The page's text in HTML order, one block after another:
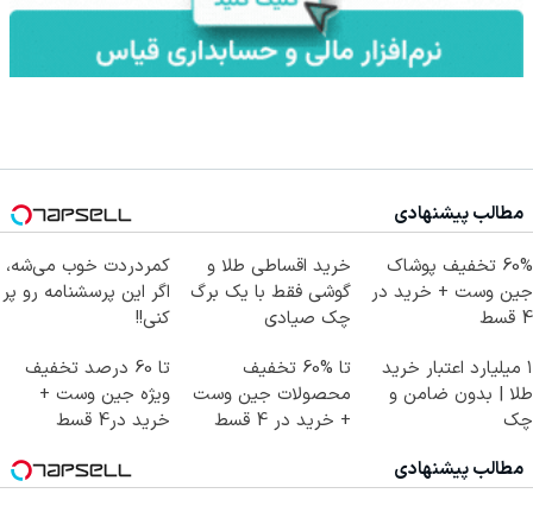
مطالب پیشنهادی
60% تخفیف پوشاک
جین وست + خرید در
4 قسط
خرید اقساطی طلا و
گوشی فقط با یک برگ
چک صیادی
کمردردت خوب می‌شه،
اگر این پرسشنامه رو پر
کنی!!
۱ میلیارد اعتبار خرید
طلا | بدون ضامن و
چک
تا %60 تخفیف
محصولات جین وست
+ خرید در 4 قسط
تا 60 درصد تخفیف
ویژه جین وست +
خرید در4 قسط
مطالب پیشنهادی